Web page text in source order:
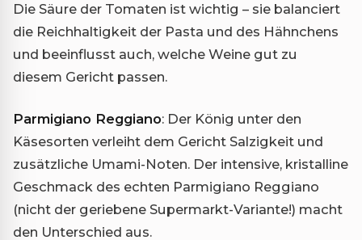
Die Säure der Tomaten ist wichtig – sie balanciert
die Reichhaltigkeit der Pasta und des Hähnchens
und beeinflusst auch, welche Weine gut zu
diesem Gericht passen.
Parmigiano Reggiano: Der König unter den
Käsesorten verleiht dem Gericht Salzigkeit und
zusätzliche Umami-Noten. Der intensive, kristalline
Geschmack des echten Parmigiano Reggiano
(nicht der geriebene Supermarkt-Variante!) macht
den Unterschied aus.